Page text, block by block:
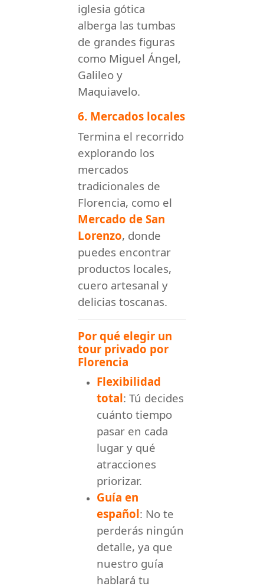
iglesia gótica
alberga las tumbas
de grandes figuras
como Miguel Ángel,
Galileo y
Maquiavelo.
6. Mercados locales
Termina el recorrido
explorando los
mercados
tradicionales de
Florencia, como el
Mercado de San
Lorenzo, donde
puedes encontrar
productos locales,
cuero artesanal y
delicias toscanas.
Por qué elegir un
tour privado por
Florencia
Flexibilidad
total: Tú decides
cuánto tiempo
pasar en cada
lugar y qué
atracciones
priorizar.
Guía en
español: No te
perderás ningún
detalle, ya que
nuestro guía
hablará tu